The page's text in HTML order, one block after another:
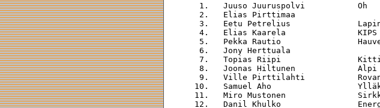
1.   Juuso Juuruspolvi
2.   Elias Pirttimaa
3.   Eetu Petrelius
4.   Elias Kaarela
5.   Pekka Rautio
6.   Jony Herttuala
7.   Topias Riipi
8.   Joonas Hiltunen
9.   Ville Pirttilahti
10.   Samuel Aho
11.   Miro Mustonen
12.   Danil Khulko